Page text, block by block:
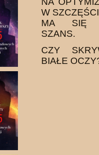
W
MA SIĘ
SZANS.
CZY
BIAŁE